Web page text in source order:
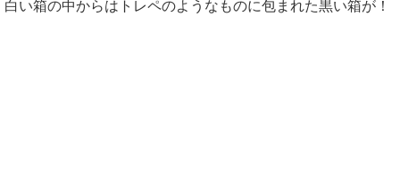
白い箱の中からはトレペのようなものに包まれた黒い箱が！